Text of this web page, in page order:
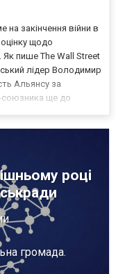
закінчення війни в
щодо
Як пише The Wall Street
лідер Володимир
Альянсу за
союзника ще до
році
громада.